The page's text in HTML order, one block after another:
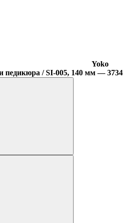
Yoko
/ SI-005, 140 мм — 3734